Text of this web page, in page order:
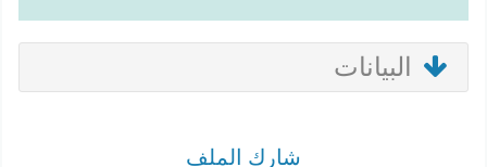
البيانات
شارك الملف